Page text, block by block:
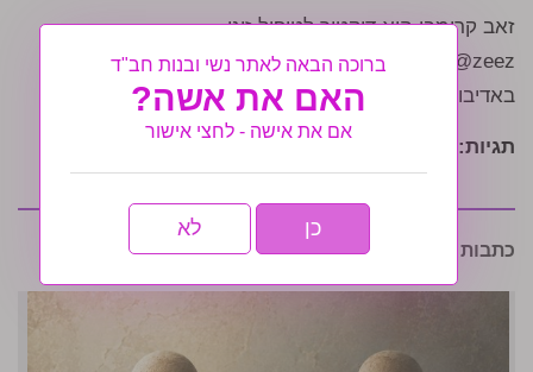
זאב קרומבי הוא דוקטור לטיפול זוגי.
moc.eibmorc@zeez
באדיבות מגזין עטרת חיה
תגיות:
כתבות נוספות שיעניינו אותך:
ברוכה הבאה לאתר נשי ובנות חב"ד
האם את אשה?
אם את אישה - לחצי אישור
כן לא